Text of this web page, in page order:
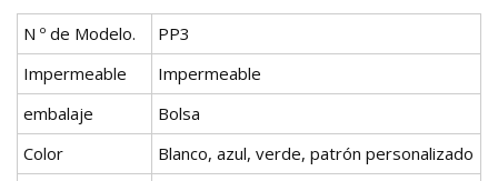
N º de Modelo.
PP3
Impermeable
Impermeable
embalaje
Bolsa
Color
Blanco, azul, verde, patrón personalizado